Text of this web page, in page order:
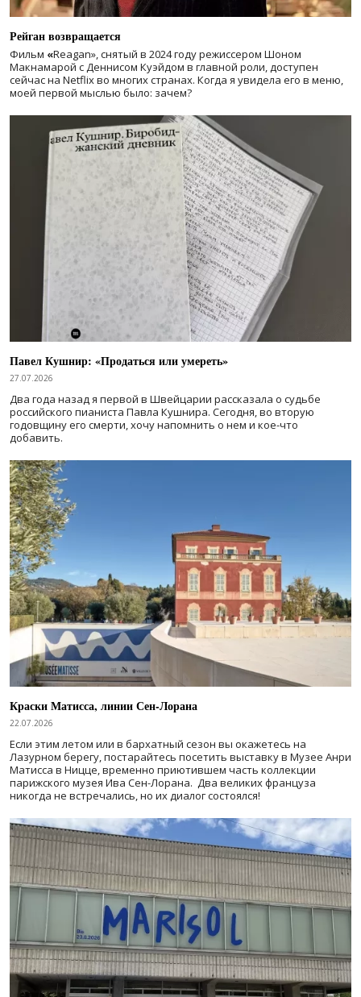
Рейган возвращается
Фильм «Reagan», снятый в 2024 годурежиссером Шоном
Макнамарой с Деннисом Куэйдом в главной роли, доступен
сейчас на Netflix во многих странах. Когда я увидела его в меню,
моей первой мыслью было: зачем?
Павел Кушнир: «Продаться или умереть»
27.07.2026
Два года назад я первой в Швейцарии рассказала о судьбе
российского пианиста Павла Кушнира. Сегодня, во вторую
годовщину его смерти, хочу напомнить о нем и кое-что
добавить.
Краски Матисса, линии Сен-Лорана
22.07.2026
Если этим летом или в бархатный сезон вы окажетесь на
Лазурном берегу, постарайтесь посетить выставку в Музее Анри
Матисса в Ницце, временно приютившем часть коллекции
парижского музея Ива Сен-Лорана. Два великих француза
никогда не встречались, но их диалог состоялся!